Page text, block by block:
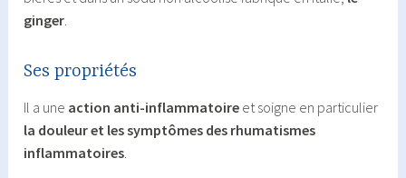
ginger.
Ses propriétés
Il a une action anti-inflammatoire et soigne en particulier
la douleur et les symptômes des rhumatismes
inflammatoires